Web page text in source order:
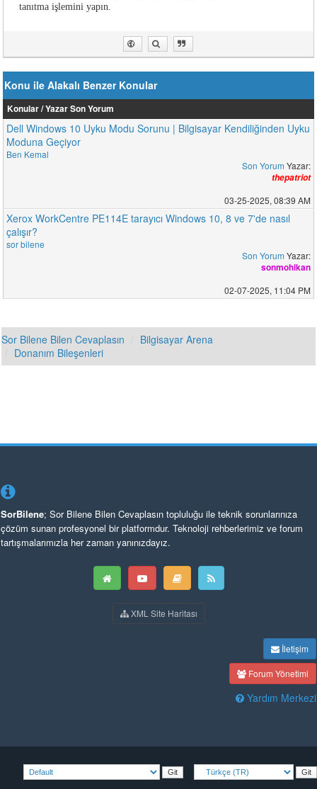
tanıtma işlemini yapın.
Konu ile Alakalı Benzer Konular
Konular / Yazar Son Yorum
Dell Windows 10 Uyku Modu Sorunu | Bilgisayar Kendiliğinden Uyku
Moduna Geçiyor
Ben Kemal
Son Yorum Yazar:
thepatriot
03-25-2025, 08:39 AM
Xerox WorkCentre PE114E tarayıcı Windows 10, 8 ve 7'de nasıl
çalışır?
sor bilene
Son Yorum Yazar:
sonmohikan
02-07-2025, 11:04 PM
Sor Bilene Bilen Cevaplasın
Bilgisayar Arena
Donanım Bileşenleri
SorBilene; Sor Bilene Bilen Cevaplasın topluluğu ile teknik sorunlarınıza
çözüm sunan profesyonel bir platformdur. Teknoloji rehberlerimiz ve forum
tartışmalarımızla her zaman yanınızdayız.
XML Site Haritası
İletişim
Forum Yönetimi
Yardım Merkezi